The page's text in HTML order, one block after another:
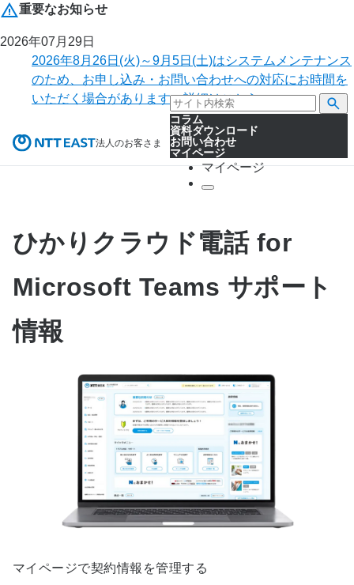
重要なお知らせ
2026年07月29日
2026年8月26日(火)～9月5日(土)はシステムメンテナンス
のため、お申し込み・お問い合わせへの対応にお時間を
いただく場合があります。詳細はこちら。
法人のお客さま
コラム
資料ダウンロード
お問い合わせ
マイページ
マイページ
ひかりクラウド電話 for
Microsoft Teams サポート
情報
マイページで契約情報を管理する